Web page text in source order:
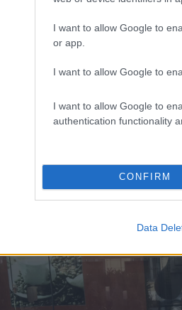
I want to allow Google to
or app.
I want to allow Google to
I want to allow Google to
authentication functionality
CONFIRM
Data
Δες παρακάτω τα αγαπημένα
Πεσμαζόγλου 3 & Ελ.